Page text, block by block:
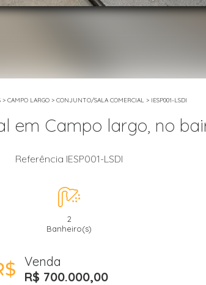
> CAMPO LARGO> CONJUNTO/SALA COMERCIAL> IESP001-LSDI
em Campo largo, no
Referência IESP001-LSDI
2
Banheiro(s)
Venda
R$ 700.000,00